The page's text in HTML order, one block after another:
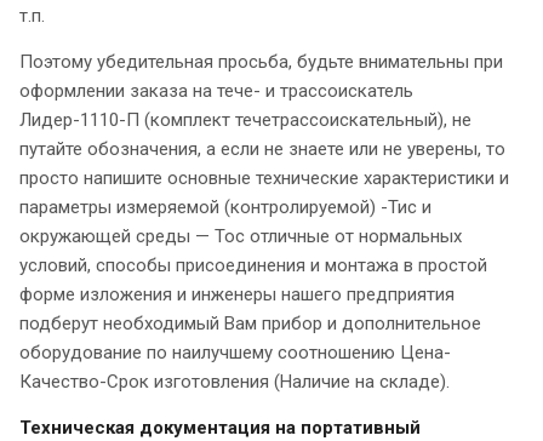
т.п.
Поэтому убедительная просьба, будьте внимательны при
оформлении заказа на тече- и трассоискатель
Лидер-1110-П (комплект течетрассоискательный), не
путайте обозначения, а если не знаете или не уверены, то
просто напишите основные технические характеристики и
параметры измеряемой (контролируемой) -Тис и
окружающей среды — Тос отличные от нормальных
условий, способы присоединения и монтажа в простой
форме изложения и инженеры нашего предприятия
подберут необходимый Вам прибор и дополнительное
оборудование по наилучшему соотношению Цена-
Качество-Срок изготовления (Наличие на складе).
Техническая документация на портативный